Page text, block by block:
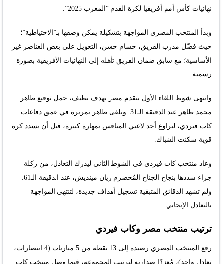
نهائيات كأس أمم أفريقيا لكرة القدم “المغرب 2025”.
وبدأ المنتخب المصري المواجهة بتشكيلة يمكن وصفها بـ”الاحتياطية”؛
حيث فضّل مدرب الفريق، حسام حسن، التعويل على بعض العناصر غير
الأساسية؛ مع سابق ضمان الفريق تأهله إلى النهائيات الأفريقية بصورة
رسمية.
وانتهى شوط اللقاء الأول بتقدم مصر بهدف نظيف، حمل توقيع طاهر
محمد طاهر عند الدقيقة الـ31. وتلقى طاهر تمريرة في عمق دفاعات
كاب فيردي، ليراوغ أحد لاعبي المنافس بمهارة كبيرة، قبل أن يسدد كرة
قوية سكنت الشباك.
وعاد منتخب كاب فيردي في الشوط الثاني ليدرك التعادل، من ركلة
جزاء سددها بنجاح الجناح المُخضرم ريان مينديش، عند الدقيقة الـ61.
ولم تشهد الدقائق المتبقية تسجيل أهداف جديدة، لتنتهي المواجهة
بالتعادل الإيجابي.
ترتيب منتخب مصر وكاب فيردي
رفع المنتخب المصري رصيده إلى 13 نقطة من 5 مباريات (4 انتصارات،
تعادل واحد)، مُعززًا صدارته لترتيب المجموعة، فيما وصل منتخب كاب